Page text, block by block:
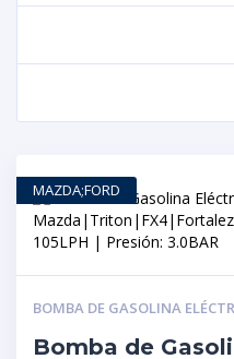
BOMBA DE GASOLINA
Bomba de
MAZDA;FORD